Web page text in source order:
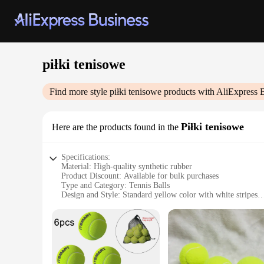
piłki tenisowe
Find more style piłki tenisowe products with AliExpress
Here are the products found in the Piłki tenisowe
Specifications:
Material: High-quality synthetic rubber
Product Discount: Available for bulk purchases
Type and Category: Tennis Balls
Design and Style: Standard yellow color with white stripes
Typical Adaptive Scenario: Suitable for all skill levels, from
Shape or Size or Weight or Quantity: Standard size 3, 4, or
Performance and Property: Consistent bounce and durability
Features:
**Optimized Performance for Tennis Enthusiasts**